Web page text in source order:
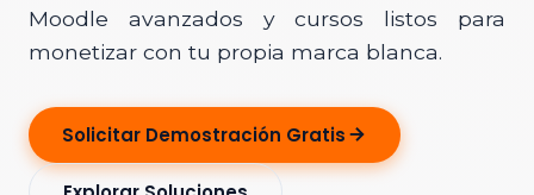
Moodle avanzados y cursos listos para
monetizar con tu propia marca blanca.
Solicitar Demostración Gratis